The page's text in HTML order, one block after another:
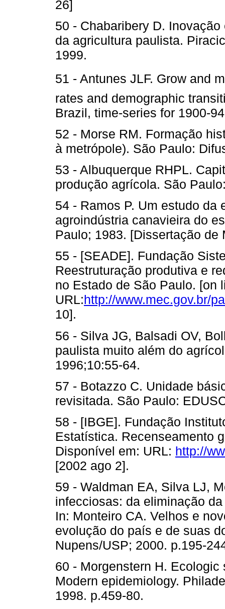
26]
50 - Chabaribery D.
da agricultura paulista.
1999.
51 - Antunes JLF. Grow and
rates and demographic
Brazil, time-series for 1900-
52 - Morse RM. Formação
à metrópole). São Paulo:
53 - Albuquerque RHPL.
produção agrícola. São
54 - Ramos P. Um estudo da
agroindústria canavieira do
Paulo; 1983. [Dissertação de
55 - [SEADE]. Fundação
Reestruturação produtiva e
no Estado de São Paulo. [on
URL:http://www.mec.gov.br/
10].
56 - Silva JG, Balsadi OV,
paulista muito além do
1996;10:55-64.
57 - Botazzo C. Unidade
revisitada. São Paulo:
58 - [IBGE]. Fundação
Estatística. Recenseamento
Disponível em: URL: http://
[2002 ago 2].
59 - Waldman EA, Silva LJ,
infecciosas: da eliminação
In: Monteiro CA. Velhos e
evolução do país e de suas
Nupens/USP; 2000. p.195-
60 - Morgenstern H.
Modern epidemiology.
1998. p.459-80.